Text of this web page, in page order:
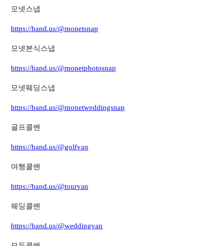
모넷스냅
https://band.us/@monetsnap
모넷본식스냅
https://band.us/@monetphotosnap
모넷웨딩스냅
https://band.us/@monetweddingsnap
골프콜밴
https://band.us/@golfvan
여행콜밴
https://band.us/@tourvan
웨딩콜밴
https://band.us/@weddingvan